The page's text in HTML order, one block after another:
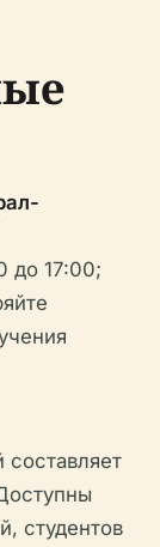
до 17:00;
составляет
студентов